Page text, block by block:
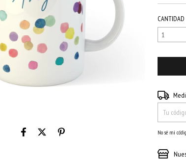
CANTIDAD
Entregas
No sé mi